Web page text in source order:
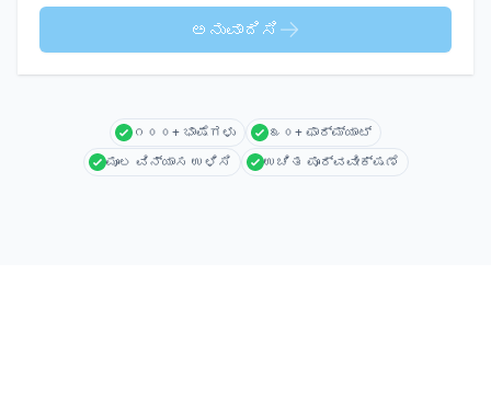
ಅನುವಾದಿಸಿ
೧೦೦+ ಭಾಷೆಗಳು
೩೦+ ಫಾರ್ಮ್ಯಾಟ್
ಮೂಲ ವಿನ್ಯಾಸ ಉಳಿಸಿ
ಉಚಿತ ಪೂರ್ವವೀಕ್ಷಣೆ